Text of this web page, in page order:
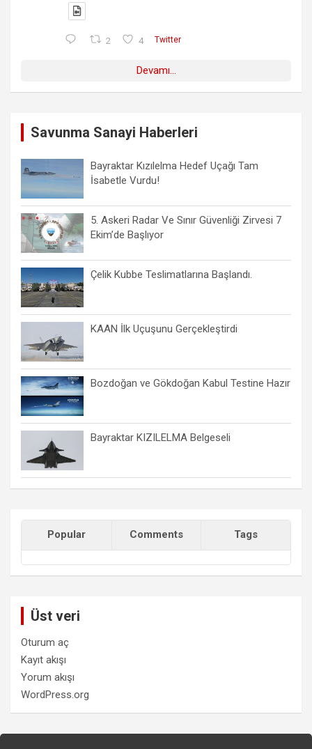
2 4 Twitter
Devamı...
Savunma Sanayi Haberleri
Bayraktar Kızılelma Hedef Uçağı Tam
İsabetle Vurdu!
5. Askeri Radar Ve Sınır Güvenliği Zirvesi 7
Ekim’de Başlıyor
Çelik Kubbe Teslimatlarına Başlandı.
KAAN İlk Uçuşunu Gerçekleştirdi
Bozdoğan ve Gökdoğan Kabul Testine Hazır
Bayraktar KIZILELMA Belgeseli
Popular Comments Tags
Üst veri
Oturum aç
Kayıt akışı
Yorum akışı
WordPress.org